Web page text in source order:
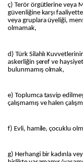
ç) Terör örgütlerine veya
güvenliğine karşı
veya gruplara üyeliği,
olmamak,
d) Türk Silahlı
askerliğin şeref ve
bulunmamış olmak,
e) Toplumca tasvip
çalışmamış ve halen
f) Evli, hamile, çocuklu
g) Herhangi bir kadınla